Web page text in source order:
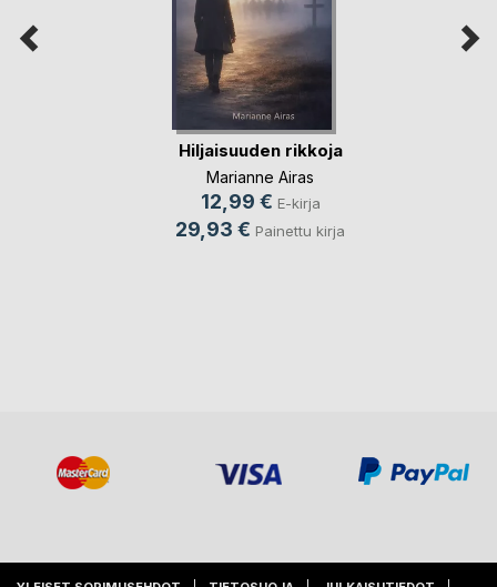
Hiljaisuuden rikkoja
Marianne Airas
12,99 € E-kirja
29,93 € Painettu kirja